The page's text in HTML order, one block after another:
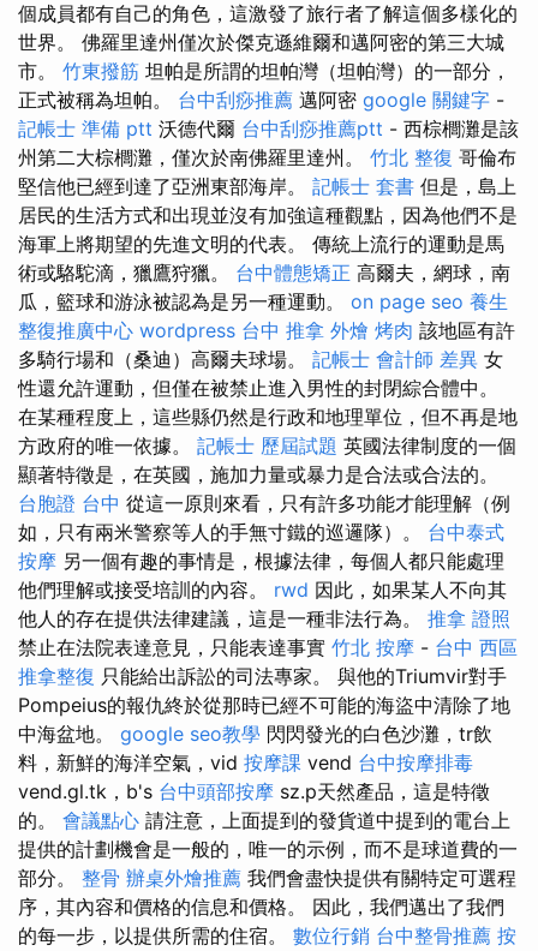
個成員都有自己的角色，這激發了旅行者了解這個多樣化的
世界。 佛羅里達州僅次於傑克遜維爾和邁阿密的第三大城
市。 竹東撥筋 坦帕是所謂的坦帕灣（坦帕灣）的一部分，
正式被稱為坦帕。 台中刮痧推薦 邁阿密 google 關鍵字 -
記帳士 準備 ptt 沃德代爾 台中刮痧推薦ptt - 西棕櫚灘是該
州第二大棕櫚灘，僅次於南佛羅里達州。 竹北 整復 哥倫布
堅信他已經到達了亞洲東部海岸。 記帳士 套書 但是，島上
居民的生活方式和出現並沒有加強這種觀點，因為他們不是
海軍上將期望的先進文明的代表。 傳統上流行的運動是馬
術或駱駝滴，獵鷹狩獵。 台中體態矯正 高爾夫，網球，南
瓜，籃球和游泳被認為是另一種運動。 on page seo 養生
整復推廣中心 wordpress 台中 推拿 外燴 烤肉 該地區有許
多騎行場和（桑迪）高爾夫球場。 記帳士 會計師 差異 女
性還允許運動，但僅在被禁止進入男性的封閉綜合體中。
在某種程度上，這些縣仍然是行政和地理單位，但不再是地
方政府的唯一依據。 記帳士 歷屆試題 英國法律制度的一個
顯著特徵是，在英國，施加力量或暴力是合法或合法的。
台胞證 台中 從這一原則來看，只有許多功能才能理解（例
如，只有兩米警察等人的手無寸鐵的巡邏隊）。 台中泰式
按摩 另一個有趣的事情是，根據法律，每個人都只能處理
他們理解或接受培訓的內容。 rwd 因此，如果某人不向其
他人的存在提供法律建議，這是一種非法行為。 推拿 證照
禁止在法院表達意見，只能表達事實 竹北 按摩 - 台中 西區
推拿整復 只能給出訴訟的司法專家。 與他的Triumvir對手
Pompeius的報仇終於從那時已經不可能的海盜中清除了地
中海盆地。 google seo教學 閃閃發光的白色沙灘，tr飲
料，新鮮的海洋空氣，vid 按摩課 vend 台中按摩排毒
vend.gl.tk，b's 台中頭部按摩 sz.p天然產品，這是特徵
的。 會議點心 請注意，上面提到的發貨道中提到的電台上
提供的計劃機會是一般的，唯一的示例，而不是球道費的一
部分。 整骨 辦桌外燴推薦 我們會盡快提供有關特定可選程
序，其內容和價格的信息和價格。 因此，我們邁出了我們
的每一步，以提供所需的住宿。 數位行銷 台中整骨推薦 按